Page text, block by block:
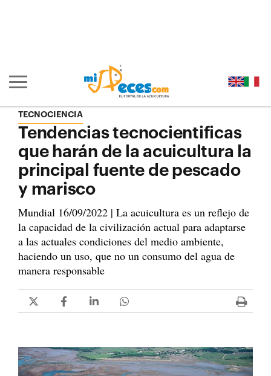
Mostrar/ocultar navegación principal
TECNOCIENCIA
Tendencias tecnocientificas
que harán de la acuicultura la
principal fuente de pescado
y marisco
Mundial 16/09/2022 | La acuicultura es un reflejo de
la capacidad de la civilización actual para adaptarse
a las actuales condiciones del medio ambiente,
haciendo un uso, que no un consumo del agua de
manera responsable